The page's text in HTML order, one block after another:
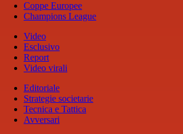
Coppe Europee
Champions League
Video
Esclusivo
Report
Video virali
Editoriale
Strategie societarie
Tecnica e Tattica
Avversari